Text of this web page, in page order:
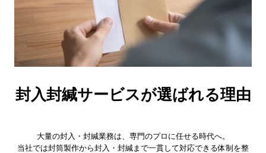
封入封緘サービスが選ばれる理由
大量の封入・封緘業務は、専門のプロに任せる時代へ。
当社では封筒製作から封入・封緘まで一貫して対応できる体制を整